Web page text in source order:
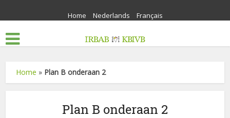
Home Nederlands Français
Home » Plan B onderaan 2
Plan B onderaan 2